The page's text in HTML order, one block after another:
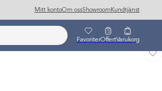
Mitt kontoOm ossShowroom Kundtjänst
FavoriterOffertVarukorg